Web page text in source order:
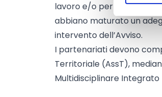
lavoro e/o per i Servizi
abbiano maturato un
intervento dell’Avviso.
I partenariati devono
Territoriale (AssT),
Multidisciplinare Integrato